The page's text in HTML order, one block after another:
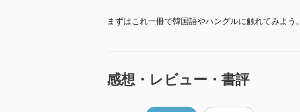
まずはこれ一冊で韓国語やハングルに触れてみよう。
感想・レビュー・書評